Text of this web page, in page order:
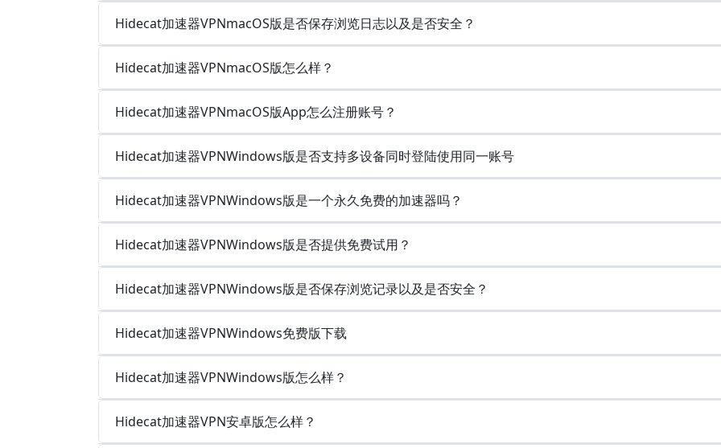
Hidecat加速器VPNmacOS版是否保存浏览日志以及是否安全？
Hidecat加速器VPNmacOS版怎么样？
Hidecat加速器VPNmacOS版App怎么注册账号？
Hidecat加速器VPNWindows版是否支持多设备同时登陆使用同一账号
Hidecat加速器VPNWindows版是一个永久免费的加速器吗？
Hidecat加速器VPNWindows版是否提供免费试用？
Hidecat加速器VPNWindows版是否保存浏览记录以及是否安全？
Hidecat加速器VPNWindows免费版下载
Hidecat加速器VPNWindows版怎么样？
Hidecat加速器VPN安卓版怎么样？